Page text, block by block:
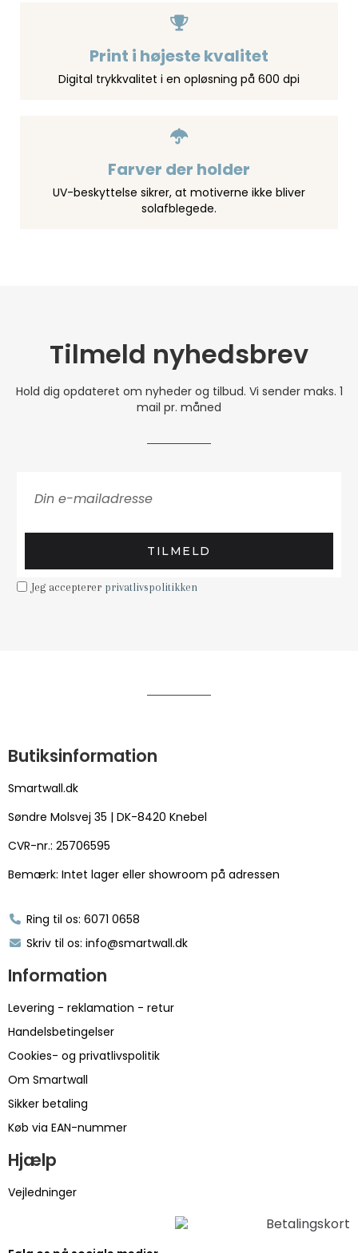
Print i højeste kvalitet
Digital trykkvalitet i en opløsning på 600 dpi
Farver der holder
UV-beskyttelse sikrer, at motiverne ikke bliver
solafblegede.
Tilmeld nyhedsbrev
Hold dig opdateret om nyheder og tilbud. Vi sender maks. 1
mail pr. måned
TILMELD
Jeg accepterer privatlivspolitikken
Butiksinformation
Smartwall.dk
Søndre Molsvej 35 | DK-8420 Knebel
CVR-nr.: 25706595
Bemærk: Intet lager eller showroom på adressen
Ring til os: 6071 0658
Skriv til os: info@smartwall.dk
Information
Levering - reklamation - retur
Handelsbetingelser
Cookies- og privatlivspolitik
Om Smartwall
Sikker betaling
Køb via EAN-nummer
Hjælp
Vejledninger